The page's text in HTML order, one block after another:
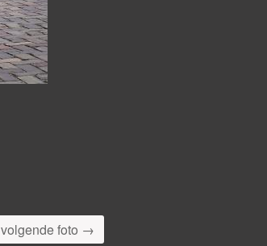
volgende foto →